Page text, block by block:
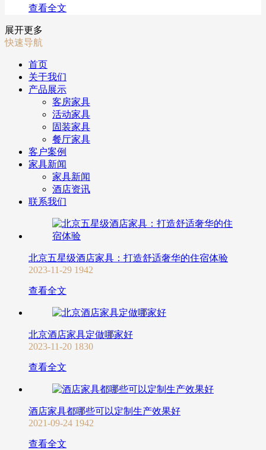
查看全文
展开更多
快速导航
首页
关于我们
产品展示
客房家具
活动家具
固装家具
餐厅家具
客户案例
家具新闻
家具新闻
酒店资讯
联系我们
北京五星级酒店家具：打造舒适奢华的住宿体验
2023-11-29 1942
查看全文
北京酒店家具定做哪家好
2023-11-20 1830
查看全文
酒店家具都哪些可以定制生产效果好
2021-09-24 1942
查看全文